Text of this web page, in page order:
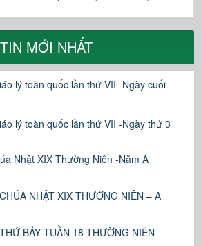
TIN MỚI NHẤT
lý toàn quốc lần thứ VII -Ngày cuối
lý toàn quốc lần thứ VII -Ngày thứ 3
Nhật XIX Thường Niên -Năm A
NHẬT XIX THƯỜNG NIÊN – A
BẢY TUẦN 18 THƯỜNG NIÊN